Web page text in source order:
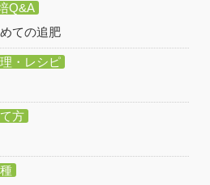
Q&A
ての追肥
・レシピ
方